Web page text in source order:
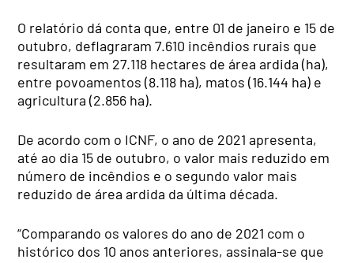
O relatório dá conta que, entre 01 de janeiro e 15 de
outubro, deflagraram 7.610 incêndios rurais que
resultaram em 27.118 hectares de área ardida (ha),
entre povoamentos (8.118 ha), matos (16.144 ha) e
agricultura (2.856 ha).
De acordo com o ICNF, o ano de 2021 apresenta,
até ao dia 15 de outubro, o valor mais reduzido em
número de incêndios e o segundo valor mais
reduzido de área ardida da última década.
“Comparando os valores do ano de 2021 com o
histórico dos 10 anos anteriores, assinala-se que